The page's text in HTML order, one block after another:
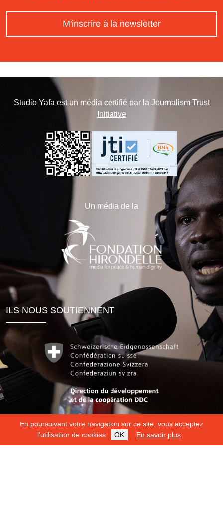
En poursuivant votre navigation sur ce site, vous acceptez
l'utilisation de cookies.
OK En savoir plus
M'inscrire à la newsletter
Studio Yafa est un média certifié par la Journalism Trust
Initiative
Un média de la
ILS NOUS SOUTIENNENT